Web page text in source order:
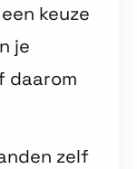
keuze
je
daarom
zelf